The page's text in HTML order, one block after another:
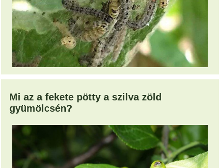
Mi az a fekete pötty a szilva zöld
gyümölcsén?